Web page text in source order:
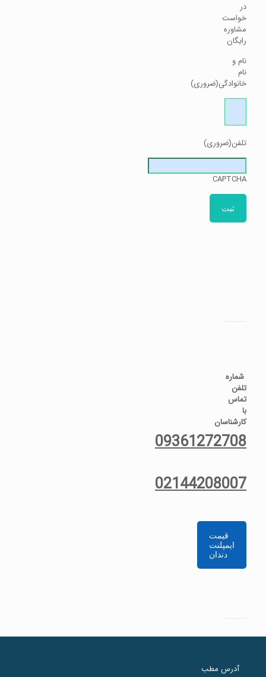
در
خواست
مشاوره
رایگان
نام و
نام
خانوادگی(ضروری)
تلفن(ضروری)
CAPTCHA
شماره
تلفن
تماس
با
کارشناسان
09361272708
02144208007
قیمت
ایمپلنت
دندان
آدرس مطب